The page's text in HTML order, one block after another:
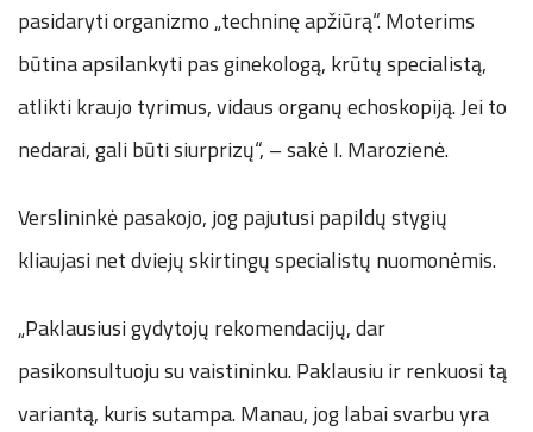
pasidaryti organizmo „techninę apžiūrą“. Moterims
būtina apsilankyti pas ginekologą, krūtų specialistą,
atlikti kraujo tyrimus, vidaus organų echoskopiją. Jei to
nedarai, gali būti siurprizų“, – sakė I. Marozienė.
Verslininkė pasakojo, jog pajutusi papildų stygių
kliaujasi net dviejų skirtingų specialistų nuomonėmis.
„Paklausiusi gydytojų rekomendacijų, dar
pasikonsultuoju su vaistininku. Paklausiu ir renkuosi tą
variantą, kuris sutampa. Manau, jog labai svarbu yra